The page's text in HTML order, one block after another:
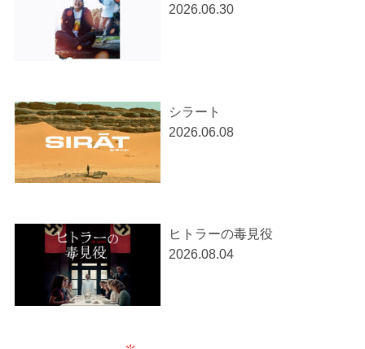
2026.06.30
シラート
2026.06.08
ヒトラーの毒見役
2026.08.04